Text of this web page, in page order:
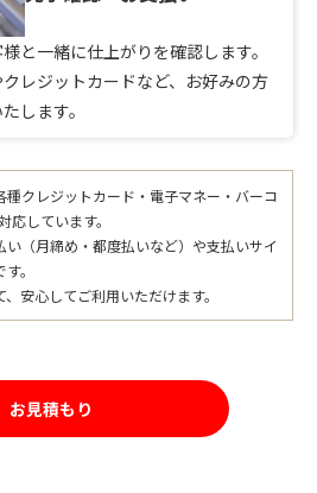
と一緒に仕上がりを確認します。
レジットカードなど、お好みの方
します。
クレジットカード・電子マネー・バーコ
応しています。
（月締め・都度払いなど）や支払いサイ
。
安心してご利用いただけます。
お見積もり